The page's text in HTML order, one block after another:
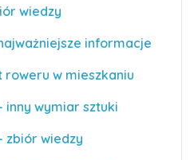
wiedzy
informacje
w mieszkaniu
inny wymiar sztuki
zbiór wiedzy